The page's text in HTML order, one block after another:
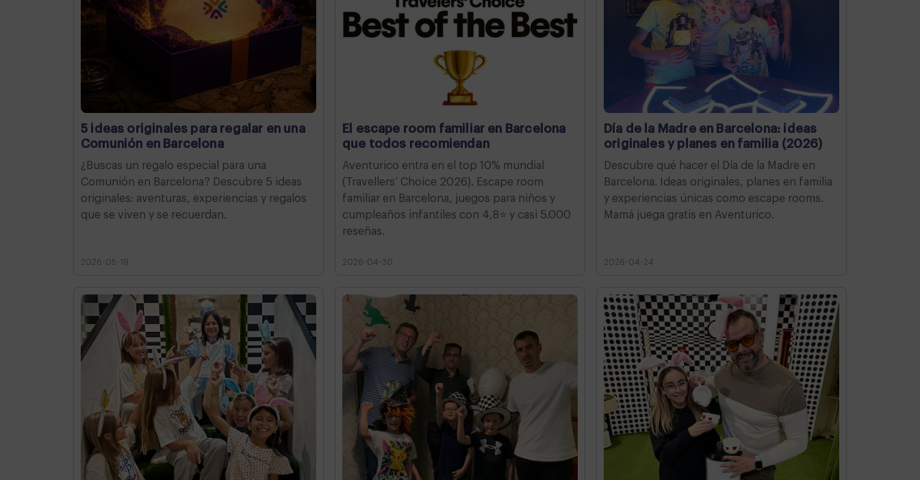
5 ideas originales para regalar en una
Comunión en Barcelona
¿Buscas un regalo especial para una
Comunión en Barcelona? Descubre 5 ideas
originales: aventuras, experiencias y regalos
que se viven y se recuerdan.
2026-05-19
El escape room familiar en Barcelona
que todos recomiendan
Aventurico entra en el top 10% mundial
(Travellers’ Choice 2026). Escape room
familiar en Barcelona, juegos para niños y
cumpleaños infantiles con 4,8⭐ y casi 5.000
reseñas.
2026-04-30
Día de la Madre en Barcelona: ideas
originales y planes en familia (2026)
Descubre qué hacer el Día de la Madre en
Barcelona. Ideas originales, planes en familia
y experiencias únicas como escape rooms.
Mamá juega gratis en Aventurico.
2026-04-24